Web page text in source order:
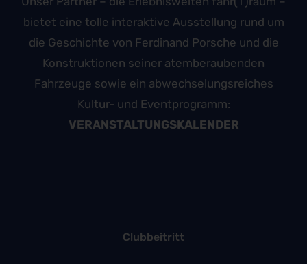
bietet eine tolle interaktive Ausstellung rund um
die Geschichte von Ferdinand Porsche und die
Konstruktionen seiner atemberaubenden
Fahrzeuge sowie ein abwechselungsreiches
Kultur- und Eventprogramm:
VERANSTALTUNGSKALENDER
Clubbeitritt